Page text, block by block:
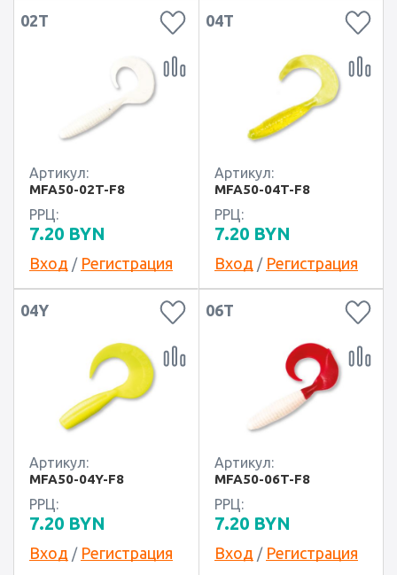
02T
Артикул:
MFA50-02T-F8
РРЦ:
7.20 BYN
Вход / Регистрация
04T
Артикул:
MFA50-04T-F8
РРЦ:
7.20 BYN
Вход / Регистрация
04Y
Артикул:
MFA50-04Y-F8
РРЦ:
7.20 BYN
Вход / Регистрация
06T
Артикул:
MFA50-06T-F8
РРЦ:
7.20 BYN
Вход / Регистрация